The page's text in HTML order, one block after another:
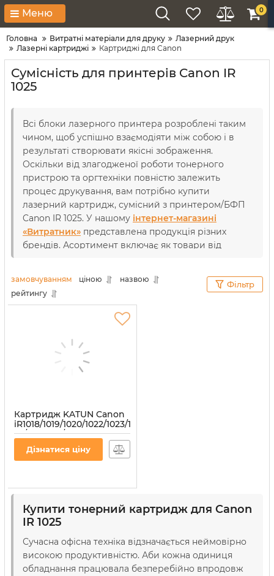
Меню 0
Головна Витратні матеріали для друку
Лазерний друк
Лазерні картриджі
Картриджі для Canon
Сумісність для принтерів Canon IR
1025
Всі блоки лазерного принтера розроблені таким
чином, щоб успішно взаємодіяти між собою і в
результаті створювати якісні зображення.
Оскільки від злагодженої роботи тонерного
пристрою та оргтехніки повністю залежить
процес друкування, вам потрібно купити
лазерний картридж, сумісний з принтером/БФП
Canon IR 1025. У нашому інтернет-магазині
«Витратник» представлена продукція різних
брендів. Асортимент включає як товари від
співпрацюємо лише з надійними та
перевіреними постачальниками витратних
матеріалів, ви можете не сумніватися в якості
замовчуванням ціною
назвою
рейтингу
Фільтр
Картридж KATUN Canon
iR1018/1019/1020/1022/1023/1024/1025/NPG-
22/C-EXV18/0386B002,
465г/туба
Артикул:
Дізнатися ціну
Купити тонерний картридж для Canon
IR 1025
Сучасна офісна техніка відзначається неймовірно
високою продуктивністю. Аби кожна одиниця
обладнання працювала безперебійно впродовж